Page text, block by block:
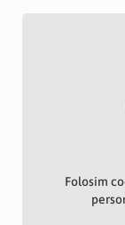
Folosim